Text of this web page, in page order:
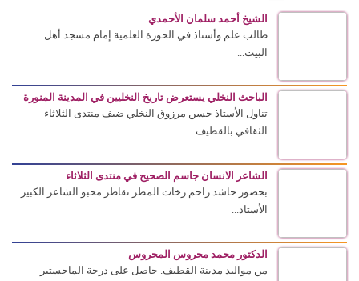
الشيخ أحمد سلمان الأحمدي
طالب علم وأستاذ في الحوزة العلمية إمام مسجد أهل
البيت...
الباحث النخلي يستعرض تاريخ النخليين في المدينة المنورة
تناول الأستاذ حسن مرزوق النخلي ضيف منتدى الثلاثاء
الثقافي بالقطيف...
الشاعر الانسان جاسم الصحيح في منتدى الثلاثاء
بحضور حاشد زاحم زخات المطر تقاطر محبو الشاعر الكبير
الأستاذ...
الدكتور محمد محروس المحروس
من مواليد مدينة القطيف. حاصل على درجة الماجستير